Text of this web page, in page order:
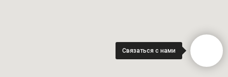
Связаться с нами